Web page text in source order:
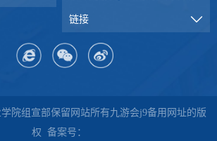
链接
院组宣部保留网站所有九游会j9备用网址的版
权 备案号：